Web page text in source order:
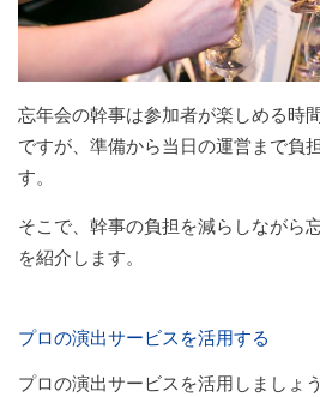
忘年会の幹事は参加者が楽しめる時
ですが、準備から当日の運営まで負
す。
そこで、幹事の負担を減らしながら
を紹介します。
プロの演出サービスを活用する
プロの演出サービスを活用しましょう